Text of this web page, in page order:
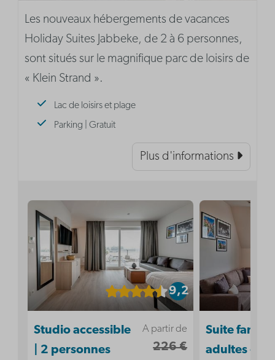
Les nouveaux hébergements de vacances
Holiday Suites Jabbeke, de 2 à 6 personnes,
sont situés sur le magnifique parc de loisirs de
« Klein Strand ».
Lac de loisirs et plage
Parking | Gratuit
Plus d'informations
9,2
A partir de
226 €
Studio accessible
| 2 personnes
Suite
adultes - 3